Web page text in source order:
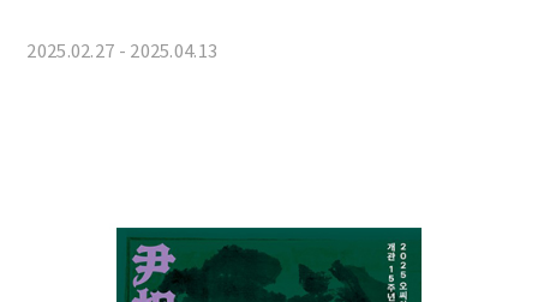
2025.02.27 - 2025.04.13